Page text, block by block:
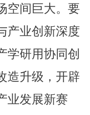
空间巨大。要
产业创新深度
学研用协同创
造升级，开辟
业发展新赛